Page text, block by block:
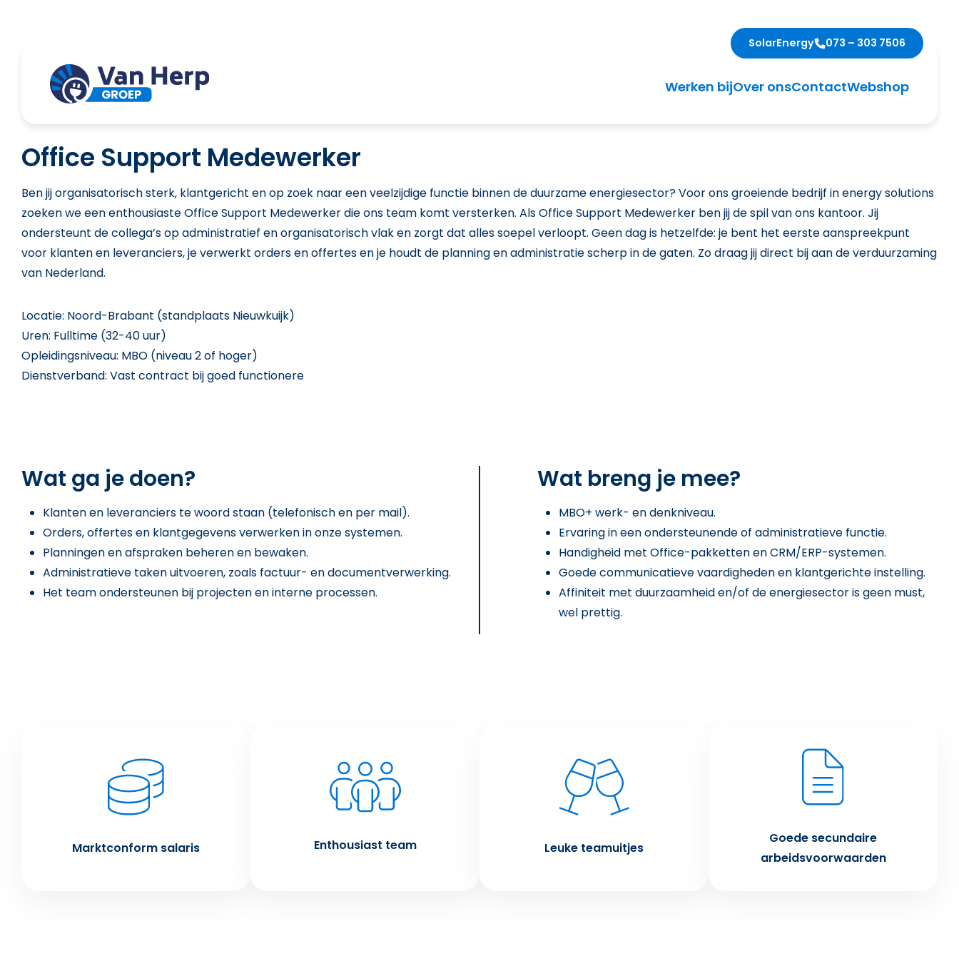
SolarEnergy 073 – 303 7506
Werken bijOver onsContactWebshop
Office Support Medewerker
Ben jij organisatorisch sterk, klantgericht en op zoek naar een veelzijdige functie binnen de duurzame energiesector? Voor ons groeiende bedrijf in energy solutions
zoeken we een enthousiaste Office Support Medewerker die ons team komt versterken. Als Office Support Medewerker ben jij de spil van ons kantoor. Jij
ondersteunt de collega’s op administratief en organisatorisch vlak en zorgt dat alles soepel verloopt. Geen dag is hetzelfde: je bent het eerste aanspreekpunt
voor klanten en leveranciers, je verwerkt orders en offertes en je houdt de planning en administratie scherp in de gaten. Zo draag jij direct bij aan de verduurzaming
van Nederland.
Locatie: Noord-Brabant (standplaats Nieuwkuijk)
Uren: Fulltime (32-40 uur)
Opleidingsniveau: MBO (niveau 2 of hoger)
Dienstverband: Vast contract bij goed functionere
Wat ga je doen?
Klanten en leveranciers te woord staan (telefonisch en per mail).
Orders, offertes en klantgegevens verwerken in onze systemen.
Planningen en afspraken beheren en bewaken.
Administratieve taken uitvoeren, zoals factuur- en documentverwerking.
Het team ondersteunen bij projecten en interne processen.
Wat breng je mee?
MBO+ werk- en denkniveau.
Ervaring in een ondersteunende of administratieve functie.
Handigheid met Office-pakketten en CRM/ERP-systemen.
Goede communicatieve vaardigheden en klantgerichte instelling.
Affiniteit met duurzaamheid en/of de energiesector is geen must,
wel prettig.
Marktconform salaris Enthousiast team Leuke teamuitjes
Goede secundaire
arbeidsvoorwaarden